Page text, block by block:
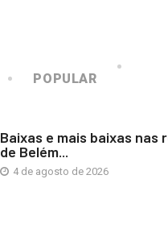
POPULAR
Baixas e mais baixas nas
de Belém...
4 de agosto de 2026